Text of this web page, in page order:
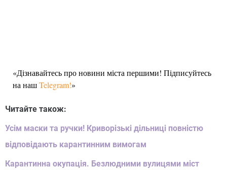
«Дізнавайтесь про новини міста першими! Підписуйтесь
на нашTelegram!»
Читайте також:
Усім маски та ручки! Криворізькі дільниці повністю
відповідають карантинним вимогам
Карантинна окупація. Безлюдними вулицями міст